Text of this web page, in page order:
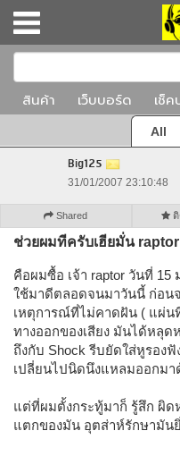
สินค้า เว็บบอร์ด เช็ค
All
Big125
31/01/2007 23:10:48
Shared
ช่วยผมทีครับเฮียมั่น
คือผมซื้อ เจ้า raptor วันที่ 15
ใช้มาดีตลอดจนมาวันนี้ ก่อน
เหตุการณ์ที่ไม่คาดฝัน ( แผ่น
ทางออกของเสียง มันได้หลุด
ถึงกับ Shock รีบยัดใส่หูรอง
เปลี่ยนไปนิดนึงแหลมออกม
แต่ที่ผมตั้งกระทู้มาก็ รู้สึก ผิด
แตกของมัน อุตส่าห์รักษามัน